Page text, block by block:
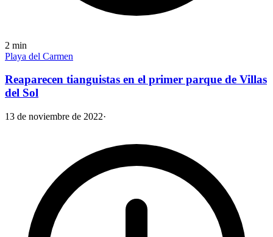
2 min
Playa del Carmen
Reaparecen tianguistas en el primer parque de Villas
del Sol
13 de noviembre de 2022·